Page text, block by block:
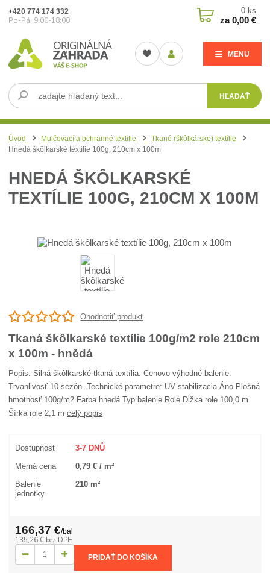
MENU
HĽADAŤ
+420 774 174 332
Po-Pá: 9:00-18:00
0 ks
za0,00 €
Úvod Mulčovací a ochranné textílie
Tkané (škôlkárske) textílie
Hnedá škôlkarské textílie 100g, 210cm x 100m
HNEDÁ ŠKÔLKARSKÉ
TEXTÍLIE 100G, 210CM X 100M
Ohodnotiť produkt
Tkaná škôlkarské textílie 100g/m2 role 210cm
x 100m - hnědá
Popis: Silná škôlkarské tkaná textília. Cenovo výhodné balenie.
Trvanlivosť 10 sezón. Technické parametre: UV stabilizacia Áno Plošná
hmotnosť 100g/m2 Farba hnedá Typ balenie Role Dĺžka role 100,0 m
Šírka role 2,1 mcelý popis
Dostupnosť 3-7 DNŮ
Merná cena 0,79 € / m²
Balenie
jednotky
210 m²
166,37 €/bal
135,26 € bez DPH
PRIDAŤ DO KOŠÍKA